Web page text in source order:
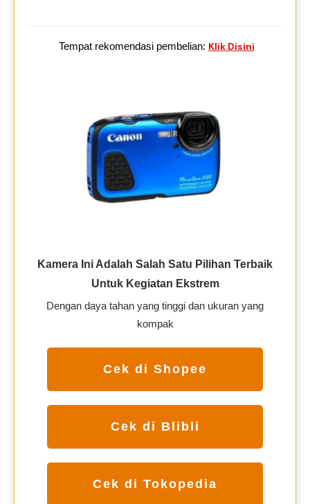
Tempat rekomendasi pembelian: Klik Disini
Kamera Ini Adalah Salah Satu Pilihan Terbaik
Untuk Kegiatan Ekstrem
Dengan daya tahan yang tinggi dan ukuran yang
kompak
Cek di Shopee
Cek di Blibli
Cek di Tokopedia